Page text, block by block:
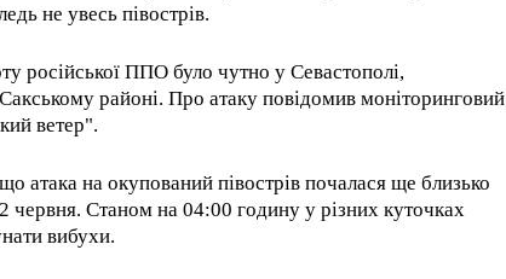
не увесь півострів.
російської ППО було чутно у Севастополі,
районі. Про атаку повідомив моніторинговий
ветер".
атака на окупований півострів почалася ще близько
червня. Станом на 04:00 годину у різних куточках
вибухи.